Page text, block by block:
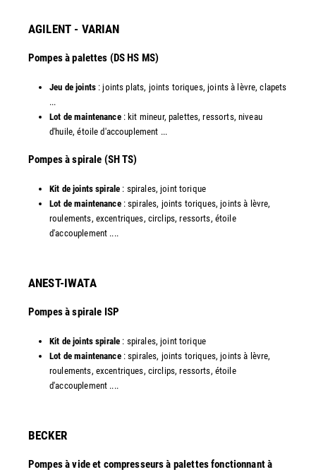
AGILENT - VARIAN
Pompes à palettes (DS HS MS)
Jeu de joints : joints plats, joints toriques, joints à lèvre, clapets
...
Lot de maintenance: kit mineur, palettes, ressorts, niveau
d'huile, étoile d'accouplement ...​
​Pompes à spirale (SH TS)
Kit de joints spirale : spirales, joint torique
Lot de maintenance: spirales, joints toriques, joints à lèvre,
roulements, excentriques, circlips, ressorts, étoile
d'accouplement ....​
ANEST-IWATA
Pompes à spirale ISP
Kit de joints spirale : spirales, joint torique
Lot de maintenance: spirales, joints toriques, joints à lèvre,
roulements, excentriques, circlips, ressorts, étoile
d'accouplement ....
​BECKER
Pompes à vide et compresseurs à palettes fonctionnant à